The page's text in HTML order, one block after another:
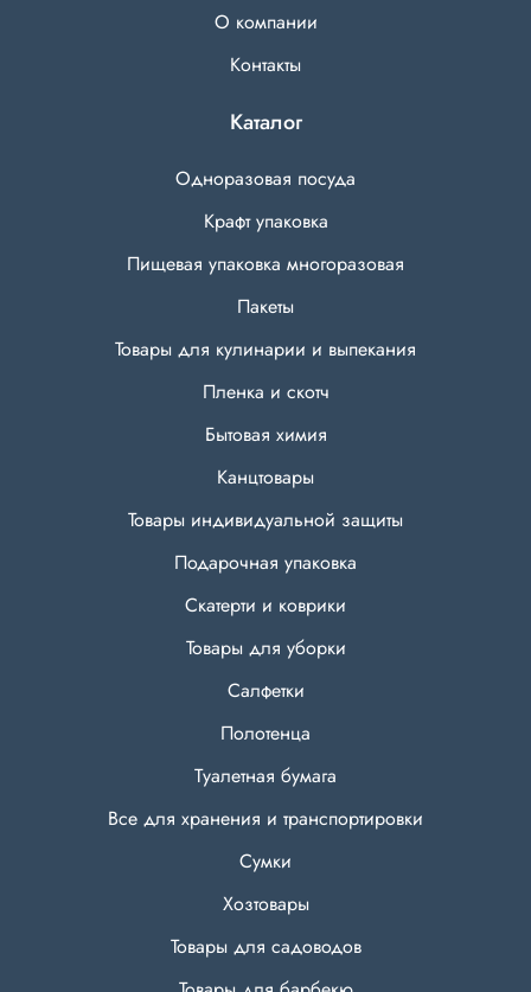
О компании
Контакты
Каталог
Одноразовая посуда
Крафт упаковка
Пищевая упаковка многоразовая
Пакеты
Товары для кулинарии и выпекания
Пленка и скотч
Бытовая химия
Канцтовары
Товары индивидуальной защиты
Подарочная упаковка
Скатерти и коврики
Товары для уборки
Салфетки
Полотенца
Туалетная бумага
Все для хранения и транспортировки
Сумки
Хозтовары
Товары для садоводов